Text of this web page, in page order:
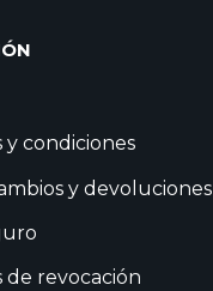
y condiciones
y devoluciones
de revocación